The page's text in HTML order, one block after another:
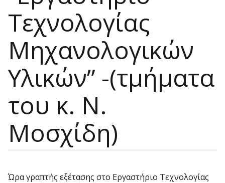
Τεχνολογίας
Μηχανολογικών
Υλικών” -(τμήματα
του κ. Ν.
Μοσχίδη)
Ώρα γραπτής εξέτασης στο Εργαστήριο Τεχνολογίας